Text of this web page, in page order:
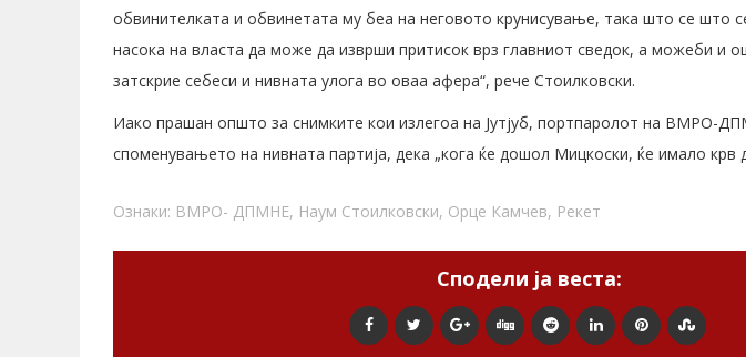
обвинителката и обвинетата му беа на неговото крунисување, така што се што
насока на власта да може да изврши притисок врз главниот сведок, а можеби и
затскрие себеси и нивната улога во оваа афера“, рече Стоилковски.
Иако прашан општо за снимките кои излегоа на Јутјуб, портпаролот на ВМРО-
споменувањето на нивната партија, дека „кога ќе дошол Мицкоски, ќе имало крв
Ознаки: ВМРО- ДПМНЕ, Наум Стоилковски, Орце Камчев, Рекет
Сподели ја веста: